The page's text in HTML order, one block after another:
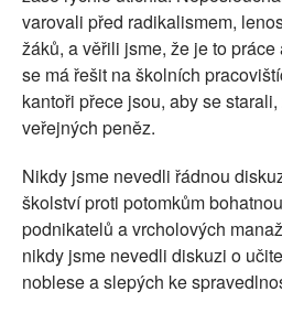
varovali před radikalismem,
žáků, a věřili jsme, že je to
se má řešit na školních
kantoři přece jsou, aby se
veřejných peněz.
Nikdy jsme nevedli řádnou
školství proti potomkům
podnikatelů a vrcholových
nikdy jsme nevedli diskuzi o
noblese a slepých ke